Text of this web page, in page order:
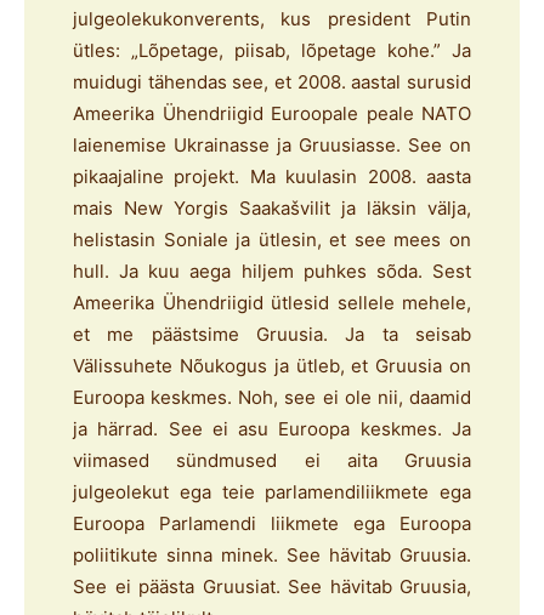
julgeolekukonverents, kus president Putin
ütles: „Lõpetage, piisab, lõpetage kohe.” Ja
muidugi tähendas see, et 2008. aastal surusid
Ameerika Ühendriigid Euroopale peale NATO
laienemise Ukrainasse ja Gruusiasse. See on
pikaajaline projekt. Ma kuulasin 2008. aasta
mais New Yorgis Saakašvilit ja läksin välja,
helistasin Soniale ja ütlesin, et see mees on
hull. Ja kuu aega hiljem puhkes sõda. Sest
Ameerika Ühendriigid ütlesid sellele mehele,
et me päästsime Gruusia. Ja ta seisab
Välissuhete Nõukogus ja ütleb, et Gruusia on
Euroopa keskmes. Noh, see ei ole nii, daamid
ja härrad. See ei asu Euroopa keskmes. Ja
viimased sündmused ei aita Gruusia
julgeolekut ega teie parlamendiliikmete ega
Euroopa Parlamendi liikmete ega Euroopa
poliitikute sinna minek. See hävitab Gruusia.
See ei päästa Gruusiat. See hävitab Gruusia,